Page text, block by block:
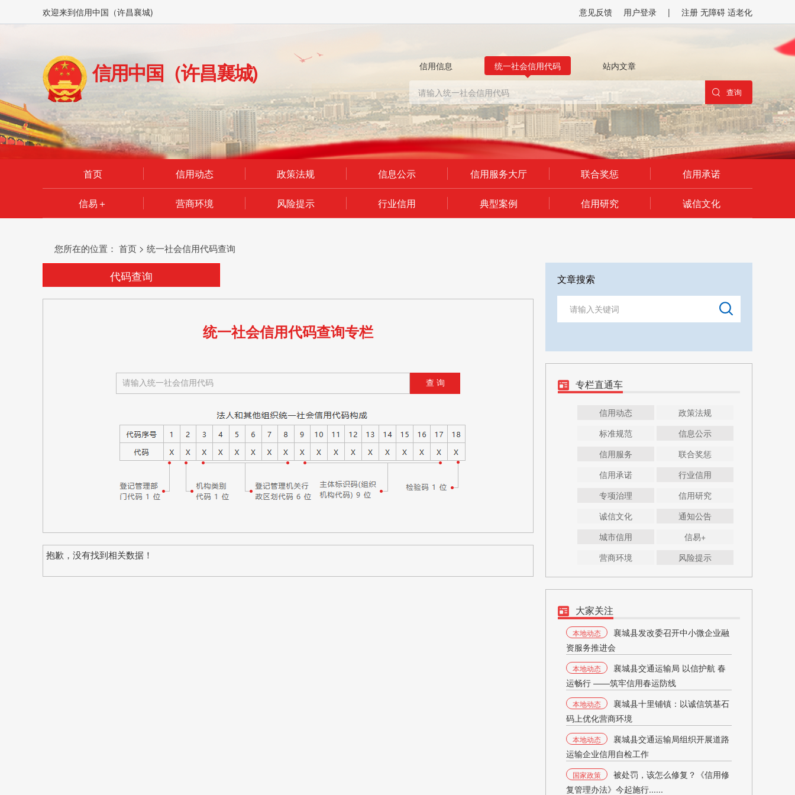
欢迎来到信用中国（许昌襄城) 意见反馈 用户登录 | 注册 无障碍 适老化
信用中国（许昌襄城) 信用信息 统一社会信用代码 站内文章
首页 信用动态 政策法规 信息公示 信用服务大厅 联合奖惩 信用承诺
信易＋ 营商环境 风险提示 行业信用 典型案例 信用研究 诚信文化
您所在的位置： 首页 > 统一社会信用代码查询
代码查询
统一社会信用代码查询专栏
查 询
抱歉，没有找到相关数据！
文章搜索
专栏直通车
信用动态
政策法规
标准规范
信息公示
信用服务
联合奖惩
信用承诺
行业信用
专项治理
信用研究
诚信文化
通知公告
城市信用
信易+
营商环境
风险提示
大家关注
本地动态
襄城县发改委召开中小微企业融
资服务推进会
本地动态
襄城县交通运输局 以信护航 春
运畅行 ——筑牢信用春运防线
本地动态
襄城县十里铺镇：以诚信筑基石
码上优化营商环境
本地动态
襄城县交通运输局组织开展道路
运输企业信用自检工作
国家政策
被处罚，该怎么修复？《信用修
复管理办法》今起施行......